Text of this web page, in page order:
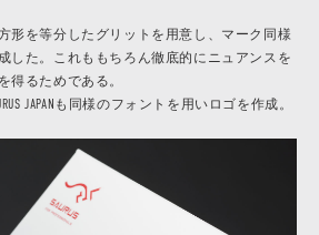
形を等分したグリットを用意し、マーク同様
した。これももちろん徹底的にニュアンスを
得るためである。
JAPANも同様のフォントを用いロゴを作成。